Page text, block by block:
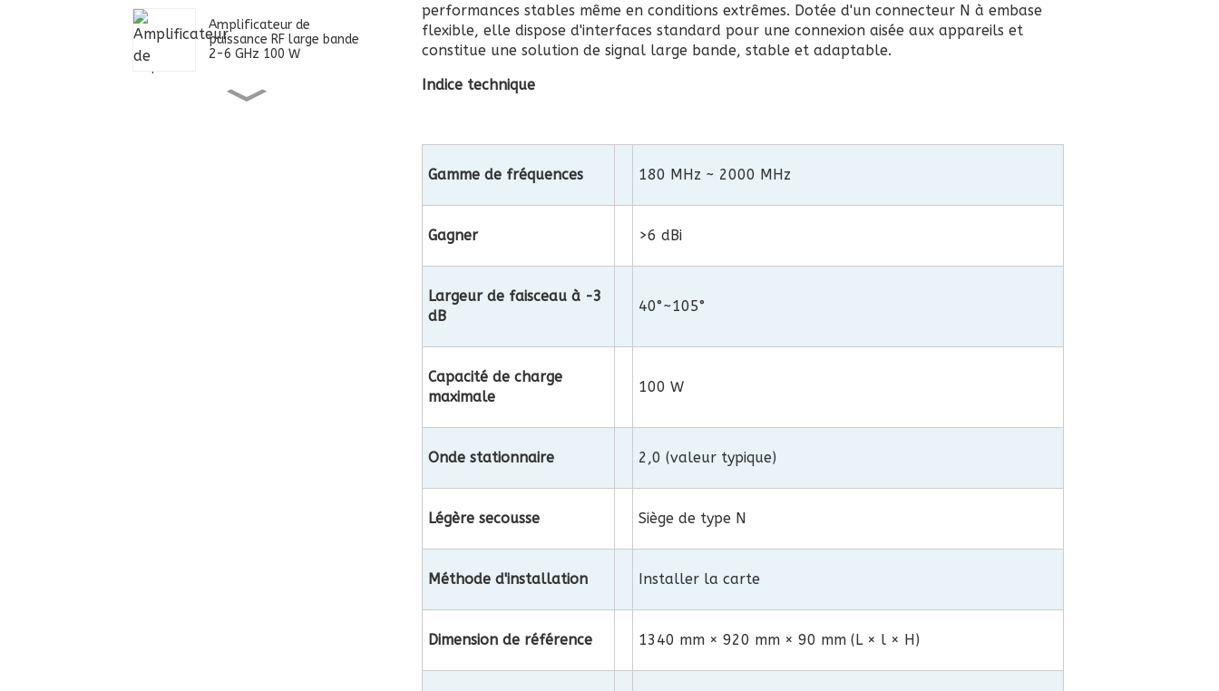
Amplificateur de
puissance RF large bande
2-6 GHz 100 W
Alimentation ultra large
performances stables même en conditions extrêmes. Dotée d'un connecteur N à embase
flexible, elle dispose d'interfaces standard pour une connexion aisée aux appareils et
constitue une solution de signal large bande, stable et adaptable.
Indice technique
Gamme de fréquences 180 MHz ~ 2000 MHz
Gagner >6 dBi
Largeur de faisceau à -3
dB
40°~105°
Capacité de charge
maximale
100 W
Onde stationnaire 2,0 (valeur typique)
Légère secousse Siège de type N
Méthode d'installation Installer la carte
Dimension de référence 1340 mm × 920 mm × 90 mm (L × l × H)